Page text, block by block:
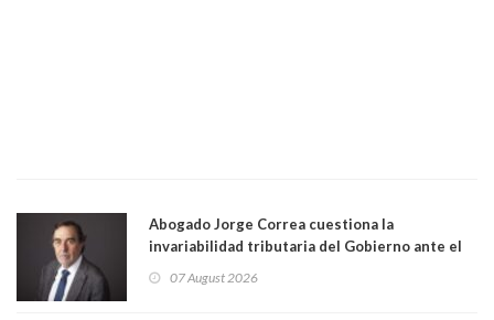
Abogado Jorge Correa cuestiona la
invariabilidad tributaria del Gobierno ante el
democracia” y "defendemos la alternancia en el
07 August 2026